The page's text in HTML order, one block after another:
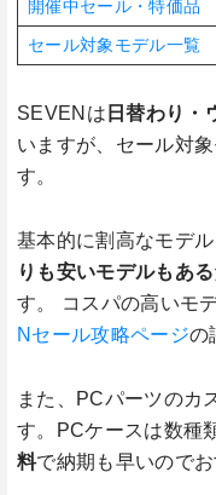
開催中セール・特価品
セール対象モデル一覧
SEVENは 日替わり・
いますが、セール対
す。
基本的に割高なモデ
りも安いモデルもある
す。 コスパの高いモ
Nセール攻略ページの
また、PCパーツのカ
す。PCケースは数種
料で納期も早いのでお